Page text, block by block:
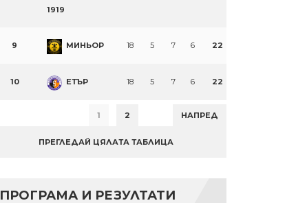
1919
9 МИНЬОР 18 5 7 6 22
10 ЕТЪР 18 5 7 6 22
1 2 НАПРЕД
ПРЕГЛЕДАЙ ЦЯЛАТА ТАБЛИЦА
ПРОГРАМА И РЕЗУЛТАТИ